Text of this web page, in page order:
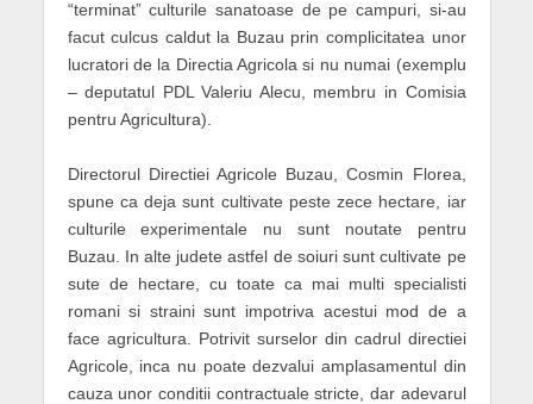
“terminat” culturile sanatoase de pe campuri, si-au
facut culcus caldut la Buzau prin complicitatea unor
lucratori de la Directia Agricola si nu numai (exemplu
– deputatul PDL Valeriu Alecu, membru in Comisia
pentru Agricultura).
Directorul Directiei Agricole Buzau, Cosmin Florea,
spune ca deja sunt cultivate peste zece hectare, iar
culturile experimentale nu sunt noutate pentru
Buzau. In alte judete astfel de soiuri sunt cultivate pe
sute de hectare, cu toate ca mai multi specialisti
romani si straini sunt impotriva acestui mod de a
face agricultura. Potrivit surselor din cadrul directiei
Agricole, inca nu poate dezvalui amplasamentul din
cauza unor conditii contractuale stricte, dar adevarul